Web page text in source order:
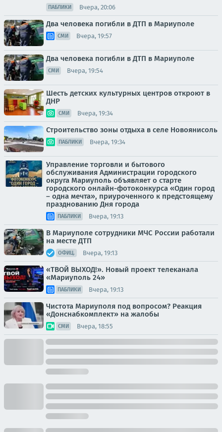
ПАБЛИКИ Вчера, 20:06
Два человека погибли в ДТП в Мариуполе
СМИ Вчера, 19:57
Два человека погибли в ДТП в Мариуполе
СМИ Вчера, 19:54
Шесть детских культурных центров откроют в
ДНР
СМИ Вчера, 19:34
Строительство зоны отдыха в селе Новоянисоль
ПАБЛИКИ Вчера, 19:34
Управление торговли и бытового
обслуживания Администрации городского
округа Мариуполь объявляет о старте
городского онлайн-фотоконкурса «Один город
– одна мечта», приуроченного к предстоящему
празднованию Дня города
ПАБЛИКИ Вчера, 19:13
В Мариуполе сотрудники МЧС России работали
на месте ДТП
ОФИЦ. Вчера, 19:13
«ТВОЙ ВЫХОД!». Новый проект телеканала
«Мариуполь 24»
ПАБЛИКИ Вчера, 19:13
Чистота Мариуполя под вопросом? Реакция
«Донснабкомплект» на жалобы
СМИ Вчера, 18:55